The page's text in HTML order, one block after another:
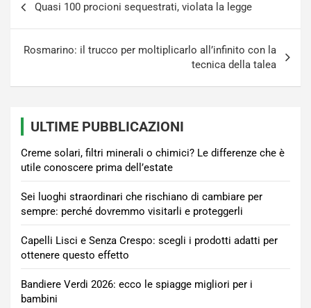
articoli
Quasi 100 procioni sequestrati, violata la legge
Rosmarino: il trucco per moltiplicarlo all’infinito con la
tecnica della talea
ULTIME PUBBLICAZIONI
Creme solari, filtri minerali o chimici? Le differenze che è
utile conoscere prima dell’estate
Sei luoghi straordinari che rischiano di cambiare per
sempre: perché dovremmo visitarli e proteggerli
Capelli Lisci e Senza Crespo: scegli i prodotti adatti per
ottenere questo effetto
Bandiere Verdi 2026: ecco le spiagge migliori per i
bambini